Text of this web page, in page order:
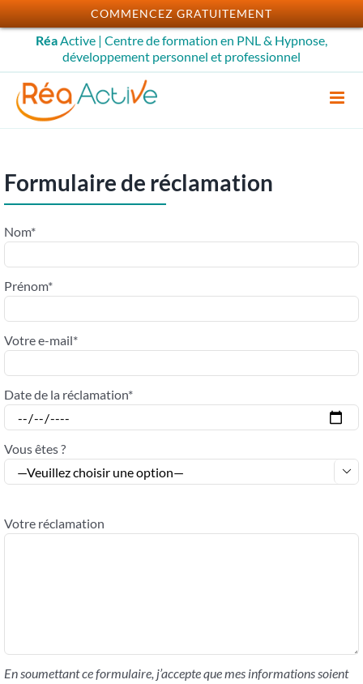
Passer
au
contenu
RéaActive | Centre de formation en PNL & Hypnose,
développement personnel et professionnel
Formulaire de réclamation
Nom*
Prénom*
Votre e-mail*
Date de la réclamation*
Vous êtes ?

Votre réclamation
En soumettant ce formulaire, j’accepte que mes informations soient
COMMENCEZ GRATUITEMENT